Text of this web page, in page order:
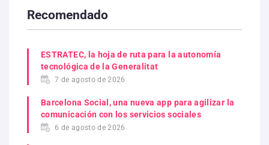
Recomendado
ESTRATEC, la hoja de ruta para la autonomía
tecnológica de la Generalitat
7 de agosto de 2026
Barcelona Social, una nueva app para agilizar la
comunicación con los servicios sociales
6 de agosto de 2026